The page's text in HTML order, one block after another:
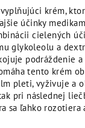
krém,
účinky
cielených
glykoleolu a
podráždenie
tento krém
pleti, vyživuje a
pri následnej
sa ľahko rozotiera